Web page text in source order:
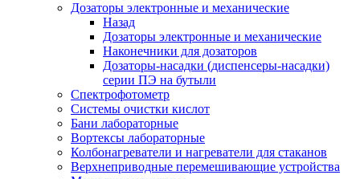
Дозаторы электронные и механические
Назад
Дозаторы электронные и механические
Наконечники для дозаторов
Дозаторы-насадки (диспенсеры-насадки)
серии ПЭ на бутыли
Спектрофотометр
Системы очистки кислот
Бани лабораторные
Вортексы лабораторные
Колбонагреватели и нагреватели для стаканов
Верхнеприводные перемешивающие устройства